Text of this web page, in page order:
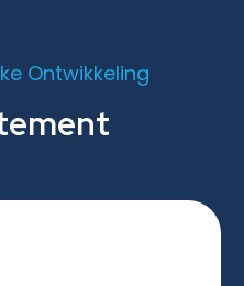
Ontwikkeling